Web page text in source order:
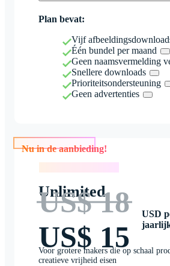
Plan bevat:
Vijf
Één bundel per maand
Geen naamsvermelding
Snellere downloads
Prioriteitsondersteuning
Geen advertenties
Nu in de aanbieding!
Unlimited
US$ 18
US$ 15
USD
Voor grotere makers die op schaal
creatieve vrijheid eisen